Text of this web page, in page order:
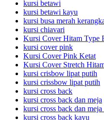
kursi betawi
kursi betawi kayu
kursi busa merah
kursi chiavari
Kursi Cover Hitam Type
kursi cover pink
Kursi Cover Pink Ketat
Kursi Cover Stretch
kursi crisbow lipat putih
kursi crissbow lipat putih
kursi cross back
kursi cross back dan meja
kursi cross back dan
kursi cross back kayu